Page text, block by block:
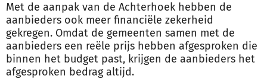
Met de aanpak van de Achterhoek hebben de
aanbieders ook meer financiële zekerheid
gekregen. Omdat de gemeenten samen met de
aanbieders een reële prijs hebben afgesproken die
binnen het budget past, krijgen de aanbieders het
afgesproken bedrag altijd.